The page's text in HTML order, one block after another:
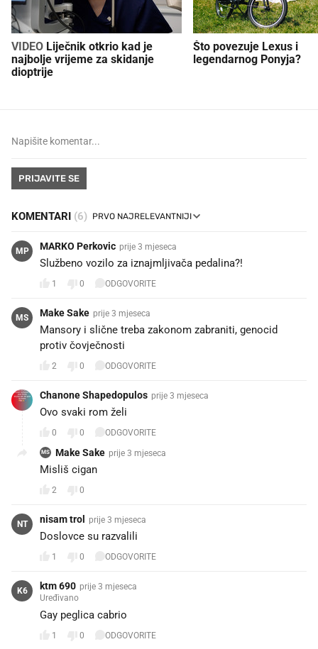
VIDEO
najbolje vrijeme za skidanje
dioptrije
Što povezuje Lexus i
legendarnog Ponyja?
PRIJAVITE SE
KOMENTARI (6)
MP MARKO Perkovic prije 3 mjeseca
Službeno vozilo za iznajmljivača pedalina?!
1 0 ODGOVORITE
MS Make Sake prije 3 mjeseca
Mansory i slične treba zakonom zabraniti, genocid
protiv čovječnosti
2 0 ODGOVORITE
Chanone Shapedopulos prije 3 mjeseca
Ovo svaki rom želi😂
0 0 ODGOVORITE
MS Make Sake prije 3 mjeseca
Misliš cigan
2 0
NT nisam trol prije 3 mjeseca
Doslovce su razvalili
1 0 ODGOVORITE
K6 ktm 690 prije 3 mjeseca
Uređivano
Gay peglica cabrio
1 0 ODGOVORITE